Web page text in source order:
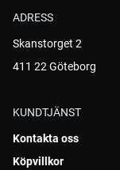
ADRESS
Skanstorget 2
411 22 Göteborg
KUNDTJÄNST
Kontakta oss
Köpvillkor